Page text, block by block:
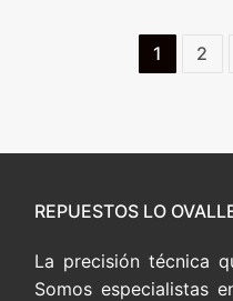
Paginación
1 2
REPUESTOS LO
La precisión técnica
Somos especialistas